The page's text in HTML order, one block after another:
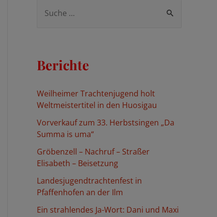
e
n
c
:
Berichte
Weilheimer Trachtenjugend holt
Weltmeistertitel in den Huosigau
Vorverkauf zum 33. Herbstsingen „Da
Summa is uma“
Gröbenzell – Nachruf – Straßer
Elisabeth – Beisetzung
Landesjugendtrachtenfest in
Pfaffenhofen an der Ilm
Ein strahlendes Ja-Wort: Dani und Maxi